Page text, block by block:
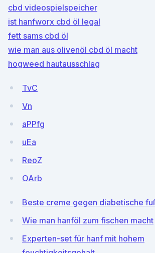
cbd videospielspeicher
ist hanfworx cbd öl legal
fett sams cbd öl
wie man aus olivenöl cbd öl macht
hogweed hautausschlag
TvC
Vn
aPPfg
uEa
ReoZ
OArb
Beste creme gegen diabetische
Wie man hanföl zum fischen macht
Experten-set für hanf mit hohem